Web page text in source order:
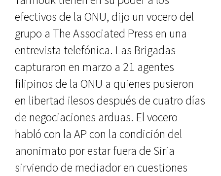
efectivos de la ONU, dijo un vocero del
grupo a The Associated Press en una
entrevista telefónica. Las Brigadas
capturaron en marzo a 21 agentes
filipinos de la ONU a quienes pusieron
en libertad ilesos después de cuatro días
de negociaciones arduas. El vocero
habló con la AP con la condición del
anonimato por estar fuera de Siria
sirviendo de mediador en cuestiones